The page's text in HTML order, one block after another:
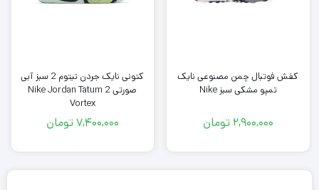
کفش فوتبال چمن مصنوعی نایک
تمپو مشکی سبز Nike
2,900,000 تومان
کتونی نایک جردن تیتوم 2 سبز آبی
صورتی Nike Jordan Tatum 2
Vortex
7,400,000تومان